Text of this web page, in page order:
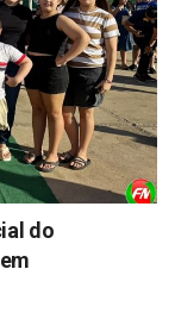
do